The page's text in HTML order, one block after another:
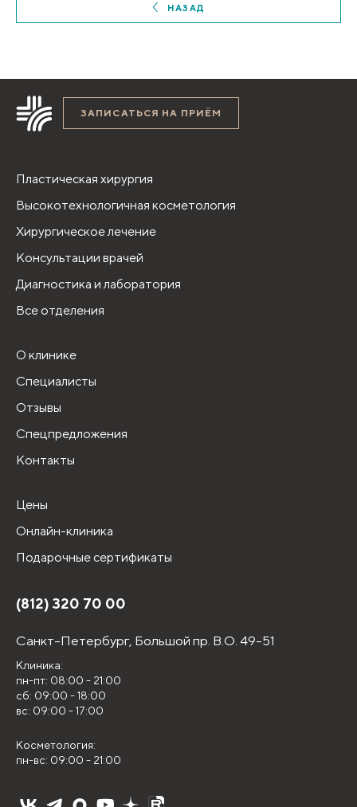
НАЗАД
ЗАПИСАТЬСЯ НА ПРИЁМ
Пластическая хирургия
Высокотехнологичная косметология
Хирургическое лечение
Консультации врачей
Диагностика и лаборатория
Все отделения
О клинике
Специалисты
Отзывы
Спецпредложения
Контакты
Цены
Онлайн-клиника
Подарочные сертификаты
(812) 320 70 00
Санкт-Петербург, Большой пр. В.О. 49-51
Клиника:
пн-пт: 08:00 - 21:00
сб: 09:00 - 18:00
вс: 09:00 - 17:00
Косметология:
пн-вс: 09:00 - 21:00